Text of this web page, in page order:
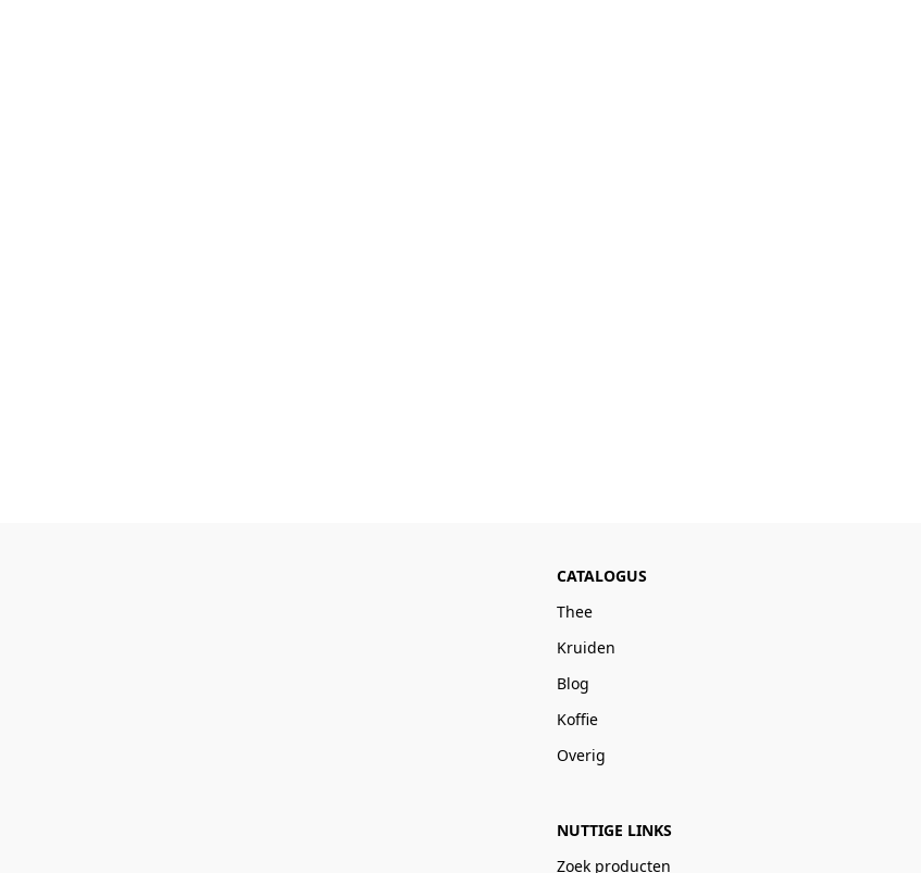
CATALOGUS
Thee
Kruiden
Blog
Koffie
Overig
NUTTIGE LINKS
Zoek producten